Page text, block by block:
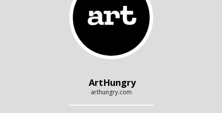
ArtHungry
arthungry.com